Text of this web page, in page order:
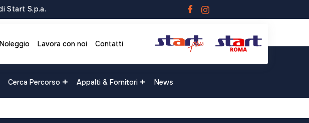
Start S.p.a.
Noleggio Lavora con noi Contatti
Cerca Percorso Appalti & Fornitori News